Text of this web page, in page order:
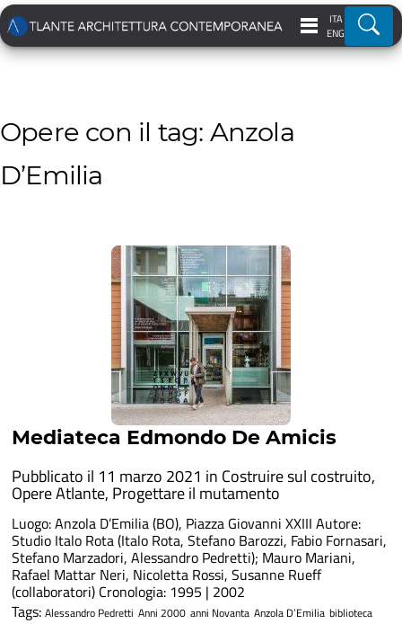
ITA
ENG
Opere con il tag: Anzola
D’Emilia
Mediateca Edmondo De Amicis
Pubblicato il 11 marzo 2021 in Costruire sul costruito,
Opere Atlante, Progettare il mutamento
Luogo: Anzola D’Emilia (BO), Piazza Giovanni XXIII Autore:
Studio Italo Rota (Italo Rota, Stefano Barozzi, Fabio Fornasari,
Stefano Marzadori, Alessandro Pedretti); Mauro Mariani,
Rafael Mattar Neri, Nicoletta Rossi, Susanne Rueff
(collaboratori) Cronologia: 1995 | 2002
Tags: Alessandro Pedretti Anni 2000 anni Novanta Anzola D’Emilia biblioteca